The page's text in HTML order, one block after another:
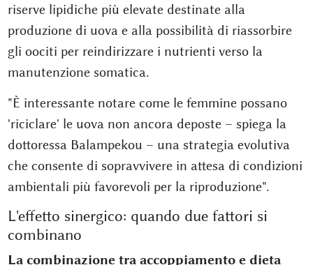
riserve lipidiche più elevate destinate alla
produzione di uova e alla possibilità di riassorbire
gli oociti per reindirizzare i nutrienti verso la
manutenzione somatica.
"È interessante notare come le femmine possano
'riciclare' le uova non ancora deposte – spiega la
dottoressa Balampekou – una strategia evolutiva
che consente di sopravvivere in attesa di condizioni
ambientali più favorevoli per la riproduzione".
L'effetto sinergico: quando due fattori si
combinano
La combinazione tra accoppiamento e dieta